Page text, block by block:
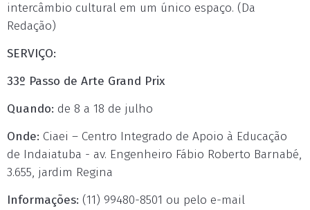
intercâmbio cultural em um único espaço. (Da
Redação)
SERVIÇO:
33º Passo de Arte Grand Prix
Quando: de 8 a 18 de julho
Onde: Ciaei – Centro Integrado de Apoio à Educação
de Indaiatuba - av. Engenheiro Fábio Roberto Barnabé,
3.655, jardim Regina
Informações: (11) 99480-8501 ou pelo e-mail